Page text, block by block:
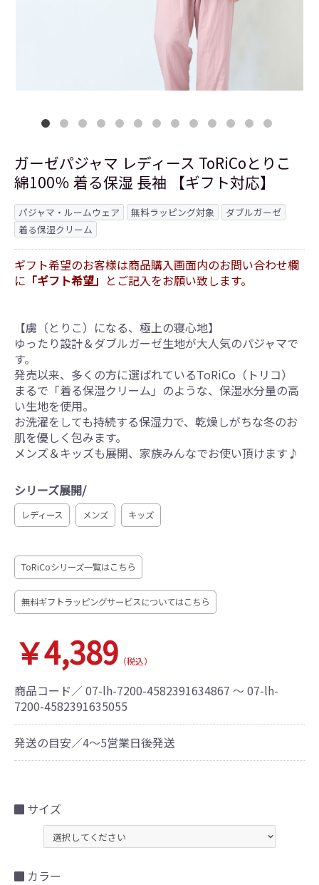
ガーゼパジャマ レディース ToRiCoとりこ
綿100％ 着る保湿 長袖 【ギフト対応】
パジャマ・ルームウェア 無料ラッピング対象
ダブルガーゼ
着る保湿クリーム
ギフト希望のお客様は商品購入画面内のお問い合わせ欄
に 「ギフト希望」 とご記入をお願い致します。
【虜（とりこ）になる、極上の寝心地】
ゆったり設計＆ダブルガーゼ生地が大人気のパジャマで
す。
発売以来、多くの方に選ばれているToRiCo（トリコ）
まるで「着る保湿クリーム」のような、保湿水分量の高
い生地を使用。
お洗濯をしても持続する保湿力で、乾燥しがちな冬のお
肌を優しく包みます。
メンズ＆キッズも展開、家族みんなでお使い頂けます♪
シリーズ展開/
レディース メンズ キッズ
ToRiCoシリーズ一覧はこちら
無料ギフトラッピングサービスについてはこちら
￥4,389 （税込）
商品コード／ 07-lh-7200-4582391634867 ～ 07-lh-
7200-4582391635055
発送の目安／4～5営業日後発送
サイズ
カラー